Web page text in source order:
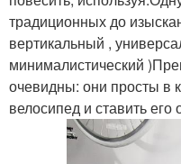
традиционных до
вертикальный ,
минималистический
очевидны: они просты в
велосипед и ставить его